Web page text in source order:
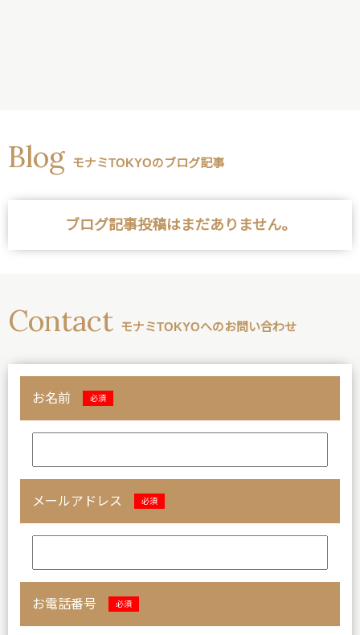
Blog モナミTOKYOのブログ記事
ブログ記事投稿はまだありません。
Contact モナミTOKYOへのお問い合わせ
お名前 必須
メールアドレス 必須
お電話番号 必須